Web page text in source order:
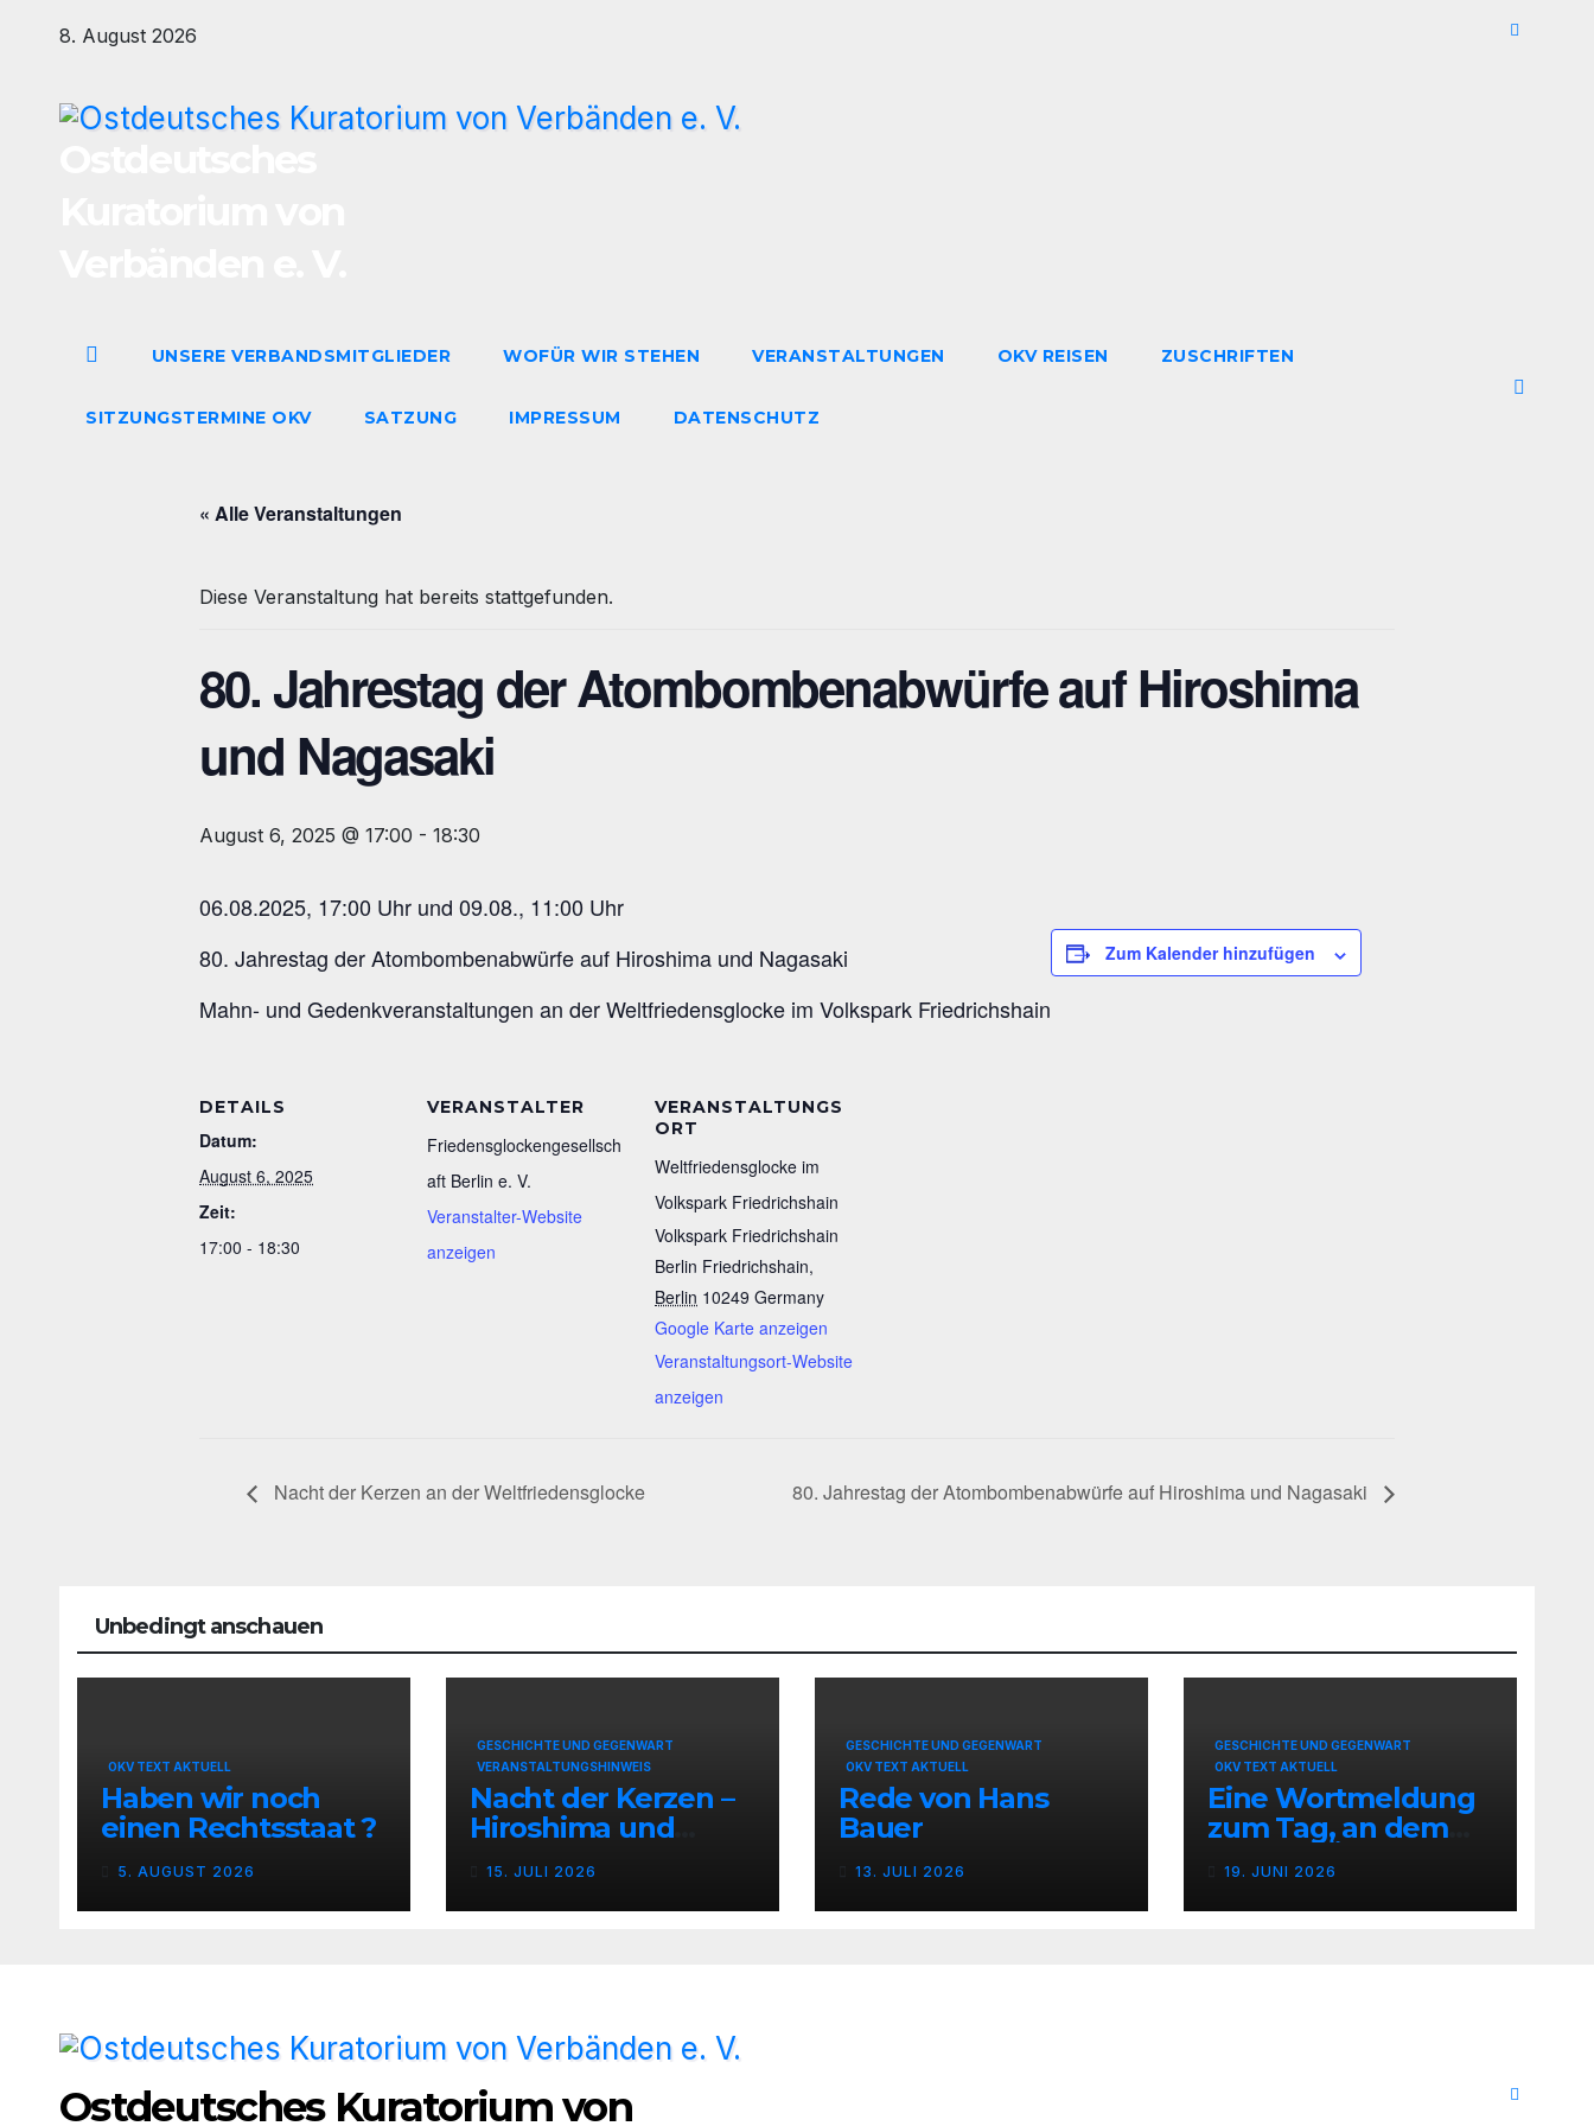
8. August 2026
UNSERE VERBANDSMITGLIEDER WOFÜR WIR STEHEN VERANSTALTUNGEN OKV REISEN ZUSCHRIFTEN
SITZUNGSTERMINE OKV SATZUNG IMPRESSUM DATENSCHUTZ
« Alle Veranstaltungen
Diese Veranstaltung hat bereits stattgefunden.
80. Jahrestag der Atombombenabwürfe auf Hiroshima
und Nagasaki
August 6, 2025 @ 17:00 - 18:30
06.08.2025, 17:00 Uhr und 09.08., 11:00 Uhr
80. Jahrestag der Atombombenabwürfe auf Hiroshima und Nagasaki
Mahn- und Gedenkveranstaltungen an der Weltfriedensglocke im Volkspark Friedrichshain
Zum Kalender hinzufügen
DETAILS
Datum:
August 6, 2025
Zeit:
17:00 - 18:30
VERANSTALTER
Friedensglockengesellsch
aft Berlin e. V.
Veranstalter-Website
anzeigen
VERANSTALTUNGS
ORT
Weltfriedensglocke im
Volkspark Friedrichshain
Volkspark Friedrichshain
Berlin Friedrichshain,
Berlin 10249 Germany
Google Karte anzeigen
Veranstaltungsort-Website
anzeigen
Nacht der Kerzen an der Weltfriedensglocke 80. Jahrestag der Atombombenabwürfe auf Hiroshima und Nagasaki
Unbedingt anschauen
OKV TEXT AKTUELL
Haben wir noch
einen Rechtsstaat ?
5. AUGUST 2026
GESCHICHTE UND GEGENWART
VERANSTALTUNGSHINWEIS
Nacht der Kerzen –
Hiroshima und
Nagasaki
15. JULI 2026
GESCHICHTE UND GEGENWART
OKV TEXT AKTUELL
Rede von Hans
Bauer
13. JULI 2026
GESCHICHTE UND GEGENWART
OKV TEXT AKTUELL
Eine Wortmeldung
zum Tag, an dem
sich der Überfall
Deutschlands auf
die UdSSR 1941 zum
19. JUNI 2026
Ostdeutsches Kuratorium von